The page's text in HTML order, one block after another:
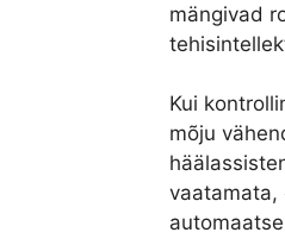
mängivad
Kui
mõju
vaatamata,